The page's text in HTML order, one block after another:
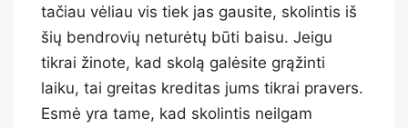
tačiau vėliau vis tiek jas gausite, skolintis iš
šių bendrovių neturėtų būti baisu. Jeigu
tikrai žinote, kad skolą galėsite grąžinti
laiku, tai greitas kreditas jums tikrai pravers.
Esmė yra tame, kad skolintis neilgam